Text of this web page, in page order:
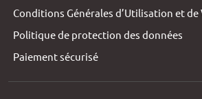
Conditions Générales d’Utilisation et de
Politique de protection des données
Paiement sécurisé